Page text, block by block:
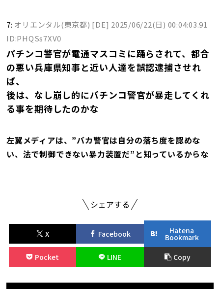
7: オリエンタル(東京都) [DE] 2025/06/22(日) 00:04:03.91
ID:PHQSs7XV0
パチンコ警官が電通マスコミに踊らされて、都合
の悪い兵庫県知事と近い人達を誤認逮捕させれ
ば、
後は、なし崩し的にパチンコ警官が暴走してくれ
る事を期待したのかな
左翼メディアは、”バカ警官は自分の落ち度を認めな
い、法で制御できない暴力装置だ”と知っているからな
シェアする
X Facebook Hatena
Bookmark
Pocket
LINE Copy